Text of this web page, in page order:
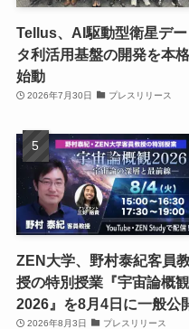
Tellus、AI駆動型衛星デー
タ利活用基盤の開発を本格
始動
2026年7月30日 プレスリリース
ZEN大学、野村泰紀客員
授の特別授業『宇宙論概観
2026』を8月4日に一般公
2026年8月3日 プレスリリース